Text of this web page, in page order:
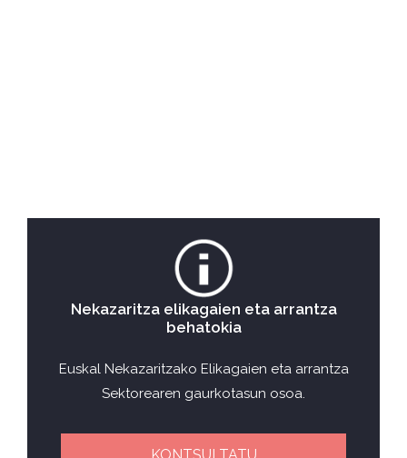
Nekazaritza elikagaien eta arrantza
behatokia
Euskal Nekazaritzako Elikagaien eta arrantza
Sektorearen gaurkotasun osoa.